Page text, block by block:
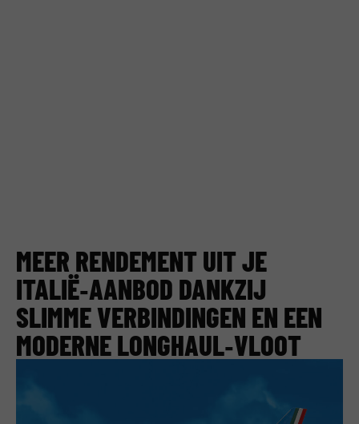
MEER RENDEMENT UIT JE
ITALIË‑AANBOD DANKZIJ
SLIMME VERBINDINGEN EN EEN
MODERNE LONGHAUL‑VLOOT